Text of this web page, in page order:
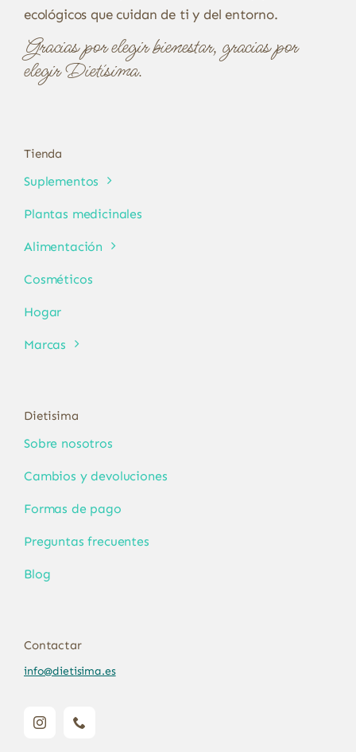
ecológicos que cuidan de ti y del entorno.
Gracias por elegir bienestar, gracias por
elegir Dietísima.
Tienda
Suplementos
Plantas medicinales
Alimentación
Cosméticos
Hogar
Marcas
Dietisima
Sobre nosotros
Cambios y devoluciones
Formas de pago
Preguntas frecuentes
Blog
Contactar
info@dietisima.es